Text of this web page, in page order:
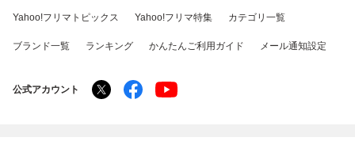
Yahoo!フリマトピックス Yahoo!フリマ特集 カテゴリ一覧
ブランド一覧 ランキング かんたんご利用ガイド メール通知設定
公式アカウント